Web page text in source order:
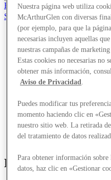
El Club
Salvado
es
Tiendas
Ofertas
Eventos
Planifica tu visita
Restaurantes
Servicios
Búsqueda de empleo
Tarjeta regalo
Más
Novedades
Nuestra página web utiliza
McArthurGlen con diversas
(por ejemplo, para que la
necesarias incluyen aquellas
nuestras campañas de
Estas cookies no necesarias no
obtener más información,
Aviso de Privacidad.
Puedes modificar tus
momento haciendo clic en
nuestro sitio web. La retirada
del tratamiento de datos
Para obtener información
datos, haz clic en «Gestionar